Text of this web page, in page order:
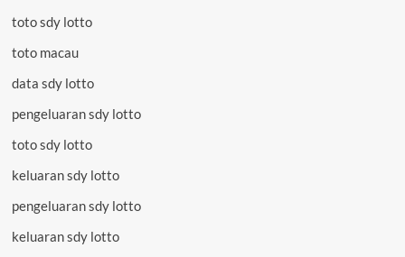
toto sdy lotto
toto macau
data sdy lotto
pengeluaran sdy lotto
toto sdy lotto
keluaran sdy lotto
pengeluaran sdy lotto
keluaran sdy lotto